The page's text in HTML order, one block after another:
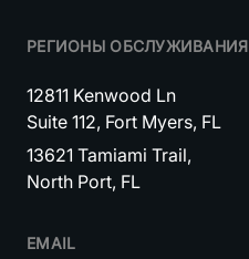
РЕГИОНЫ ОБСЛУЖИВАНИЯ
12811 Kenwood Ln
Suite 112, Fort Myers, FL
13621 Tamiami Trail,
North Port, FL
EMAIL